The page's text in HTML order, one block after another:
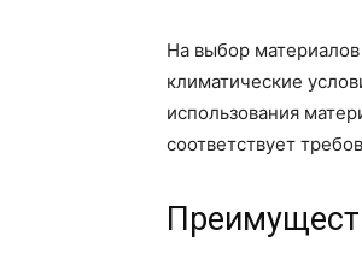
На выбор
климатические
использования
соответствует